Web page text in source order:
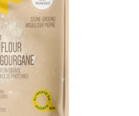
/ DETAILS